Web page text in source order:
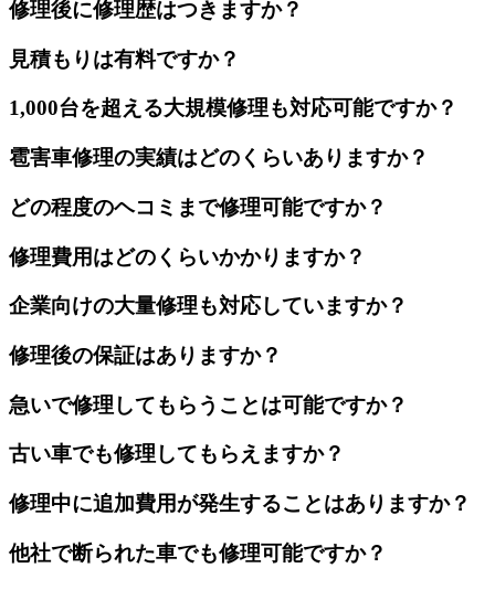
修理後に修理歴はつきますか？
見積もりは有料ですか？
1,000台を超える大規模修理も対応可能ですか？
雹害車修理の実績はどのくらいありますか？
どの程度のヘコミまで修理可能ですか？
修理費用はどのくらいかかりますか？
企業向けの大量修理も対応していますか？
修理後の保証はありますか？
急いで修理してもらうことは可能ですか？
古い車でも修理してもらえますか？
修理中に追加費用が発生することはありますか？
他社で断られた車でも修理可能ですか？